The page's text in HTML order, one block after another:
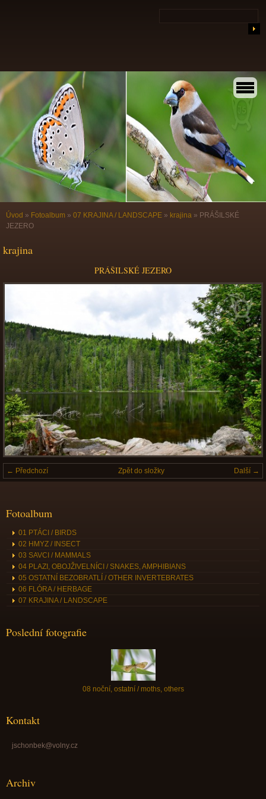
Úvod » Fotoalbum » 07 KRAJINA / LANDSCAPE » krajina » PRÁŠILSKÉ
JEZERO
krajina
PRÁŠILSKÉ JEZERO
← Předchozí Další →
Zpět do složky
Fotoalbum
01 PTÁCI / BIRDS
02 HMYZ / INSECT
03 SAVCI / MAMMALS
04 PLAZI, OBOJŽIVELNÍCI / SNAKES, AMPHIBIANS
05 OSTATNÍ BEZOBRATLÍ / OTHER INVERTEBRATES
06 FLÓRA / HERBAGE
07 KRAJINA / LANDSCAPE
Poslední fotografie
08 noční, ostatní / moths, others
Kontakt
jschonbek@volny.cz
Archiv